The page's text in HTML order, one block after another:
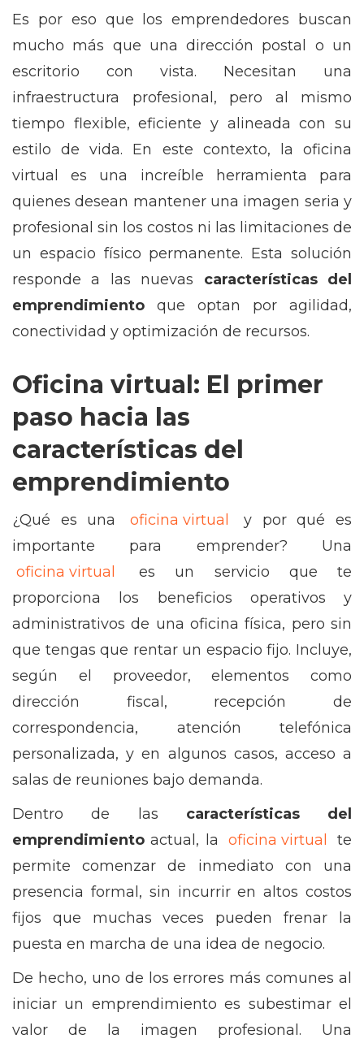
Es por eso que los emprendedores buscan
mucho más que una dirección postal o un
escritorio con vista. Necesitan una
infraestructura profesional, pero al mismo
tiempo flexible, eficiente y alineada con su
estilo de vida. En este contexto, la oficina
virtual es una increíble herramienta para
quienes desean mantener una imagen seria y
profesional sin los costos ni las limitaciones de
un espacio físico permanente. Esta solución
responde a las nuevas características del
emprendimiento que optan por agilidad,
conectividad y optimización de recursos.
Oficina virtual: El primer
paso hacia las
características del
emprendimiento
¿Qué es una oficina virtual
y por qué es
importante para emprender? Una
oficina virtual
es un servicio que te
proporciona los beneficios operativos y
administrativos de una oficina física, pero sin
que tengas que rentar un espacio fijo. Incluye,
según el proveedor, elementos como
dirección fiscal, recepción de
correspondencia, atención telefónica
personalizada, y en algunos casos, acceso a
salas de reuniones bajo demanda.
Dentro de las características del
emprendimiento actual, la oficina virtual
te
permite comenzar de inmediato con una
presencia formal, sin incurrir en altos costos
fijos que muchas veces pueden frenar la
puesta en marcha de una idea de negocio.
De hecho, uno de los errores más comunes al
iniciar un emprendimiento es subestimar el
valor de la imagen profesional. Una